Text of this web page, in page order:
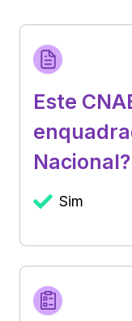
Este
Nacional?
Sim